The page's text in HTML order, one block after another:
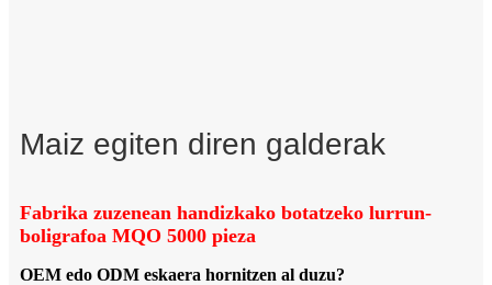
Maiz egiten diren galderak
Fabrika zuzenean handizkako botatzeko lurrun-
boligrafoa MQO 5000 pieza
OEM edo ODM eskaera hornitzen al duzu?